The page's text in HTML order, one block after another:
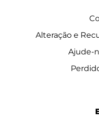
Alteração e
Ajude-